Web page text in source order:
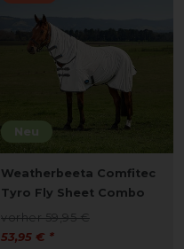
Neu
Weatherbeeta Comfitec
Tyro Fly Sheet Combo
vorher 59,95 €
53,95 € *